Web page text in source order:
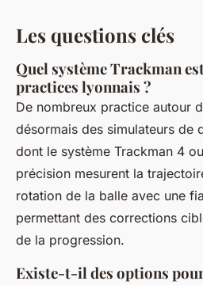
Les questions clés
Quel système Trackman
practices lyonnais ?
De nombreux practice autour
désormais des simulateurs de
dont le système Trackman 4
précision mesurent la
rotation de la balle avec une
permettant des corrections
de la progression.
Existe-t-il des options